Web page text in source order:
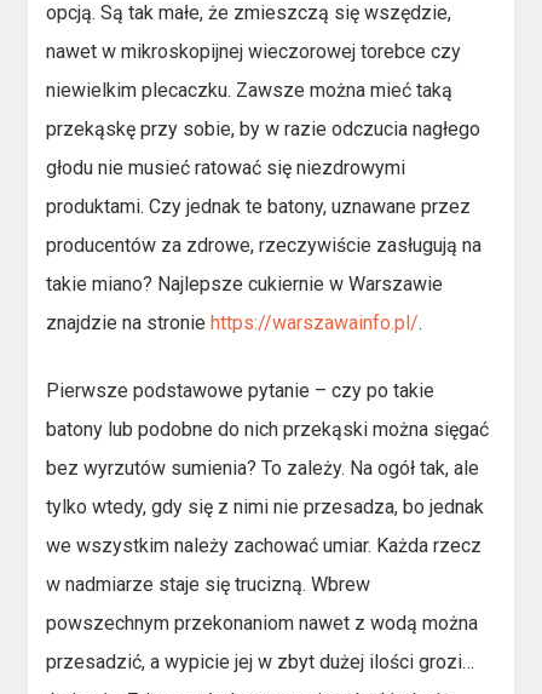
opcją. Są tak małe, że zmieszczą się wszędzie,
nawet w mikroskopijnej wieczorowej torebce czy
niewielkim plecaczku. Zawsze można mieć taką
przekąskę przy sobie, by w razie odczucia nagłego
głodu nie musieć ratować się niezdrowymi
produktami. Czy jednak te batony, uznawane przez
producentów za zdrowe, rzeczywiście zasługują na
takie miano? Najlepsze cukiernie w Warszawie
znajdzie na stronie https://warszawainfo.pl/.
Pierwsze podstawowe pytanie – czy po takie
batony lub podobne do nich przekąski można sięgać
bez wyrzutów sumienia? To zależy. Na ogół tak, ale
tylko wtedy, gdy się z nimi nie przesadza, bo jednak
we wszystkim należy zachować umiar. Każda rzecz
w nadmiarze staje się trucizną. Wbrew
powszechnym przekonaniom nawet z wodą można
przesadzić, a wypicie jej w zbyt dużej ilości grozi…